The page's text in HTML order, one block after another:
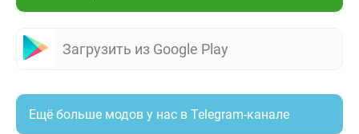
Загрузить из Google Play
Ещё больше модов у нас в Telegram-канале